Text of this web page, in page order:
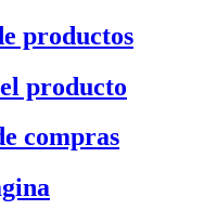
productos
producto
compras